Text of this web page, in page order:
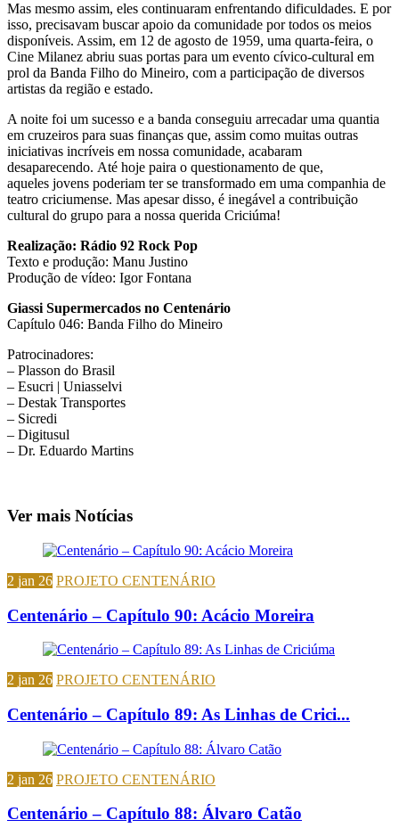
Mas mesmo assim, eles continuaram enfrentando dificuldades. E por
isso, precisavam buscar apoio da comunidade por todos os meios
disponíveis. Assim, em 12 de agosto de 1959, uma quarta-feira, o
Cine Milanez abriu suas portas para um evento cívico-cultural em
prol da Banda Filho do Mineiro, com a participação de diversos
artistas da região e estado.
A noite foi um sucesso e a banda conseguiu arrecadar uma quantia
em cruzeiros para suas finanças que, assim como muitas outras
iniciativas incríveis em nossa comunidade, acabaram
desaparecendo. Até hoje paira o questionamento de que,
aqueles jovens poderiam ter se transformado em uma companhia de
teatro criciumense. Mas apesar disso, é inegável a contribuição
cultural do grupo para a nossa querida Criciúma!
Realização: Rádio 92 Rock Pop
Texto e produção: Manu Justino
Produção de vídeo: Igor Fontana
Giassi Supermercados no Centenário
Capítulo 046: Banda Filho do Mineiro
Patrocinadores:
– Plasson do Brasil
– Esucri | Uniasselvi
– Destak Transportes
– Sicredi
– Digitusul
– Dr. Eduardo Martins
Ver mais Notícias
2 jan 26 PROJETO CENTENÁRIO
Centenário – Capítulo 90: Acácio Moreira
2 jan 26 PROJETO CENTENÁRIO
Centenário – Capítulo 89: As Linhas de Crici...
2 jan 26 PROJETO CENTENÁRIO
Centenário – Capítulo 88: Álvaro Catão